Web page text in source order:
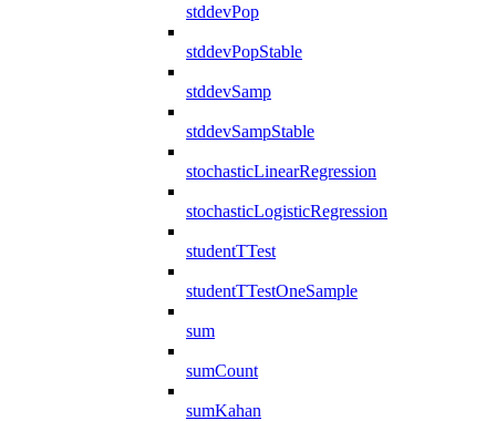
stddevPop
stddevPopStable
stddevSamp
stddevSampStable
stochasticLinearRegression
stochasticLogisticRegression
studentTTest
studentTTestOneSample
sum
sumCount
sumKahan